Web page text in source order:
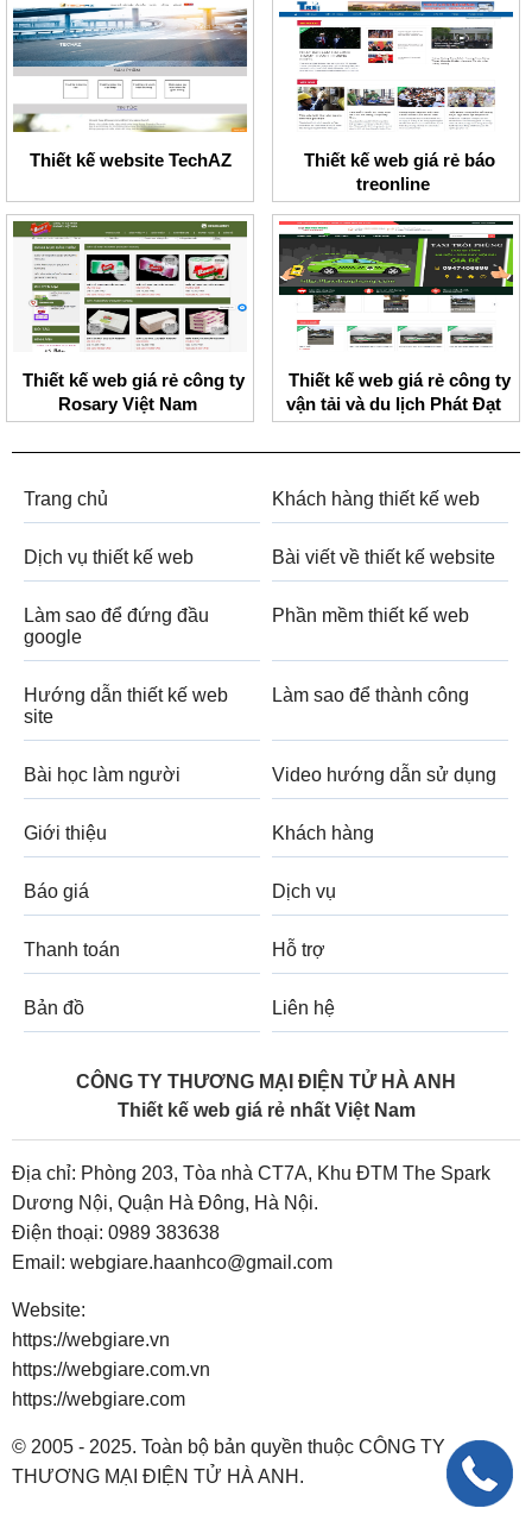
Thiết kế website TechAZ
Thiết kế web giá rẻ báo
treonline
Thiết kế web giá rẻ công ty
Rosary Việt Nam
Thiết kế web giá rẻ công ty
vận tải và du lịch Phát Đạt
Trang chủ Khách hàng thiết kế web
Dịch vụ thiết kế web Bài viết về thiết kế website
Làm sao để đứng đầu
google
Phần mềm thiết kế web
Hướng dẫn thiết kế web
site
Làm sao để thành công
Bài học làm người Video hướng dẫn sử dụng
Giới thiệu Khách hàng
Báo giá Dịch vụ
Thanh toán Hỗ trợ
Bản đồ Liên hệ
CÔNG TY THƯƠNG MẠI ĐIỆN TỬ HÀ ANH
Thiết kế web giá rẻ nhất Việt Nam
Địa chỉ: Phòng 203, Tòa nhà CT7A, Khu ĐTM The Spark
Dương Nội, Quận Hà Đông, Hà Nội.
Điện thoại: 0989 383638
Email: webgiare.haanhco@gmail.com
Website:
https://webgiare.vn
https://webgiare.com.vn
https://webgiare.com
© 2005 - 2025. Toàn bộ bản quyền thuộc CÔNG TY
THƯƠNG MẠI ĐIỆN TỬ HÀ ANH.